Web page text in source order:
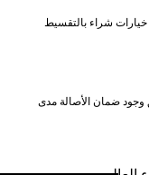
خيارات شراء بالتقسيط
وآمنة مع 25000+ خلق وجود ضمان الأصالة مدى